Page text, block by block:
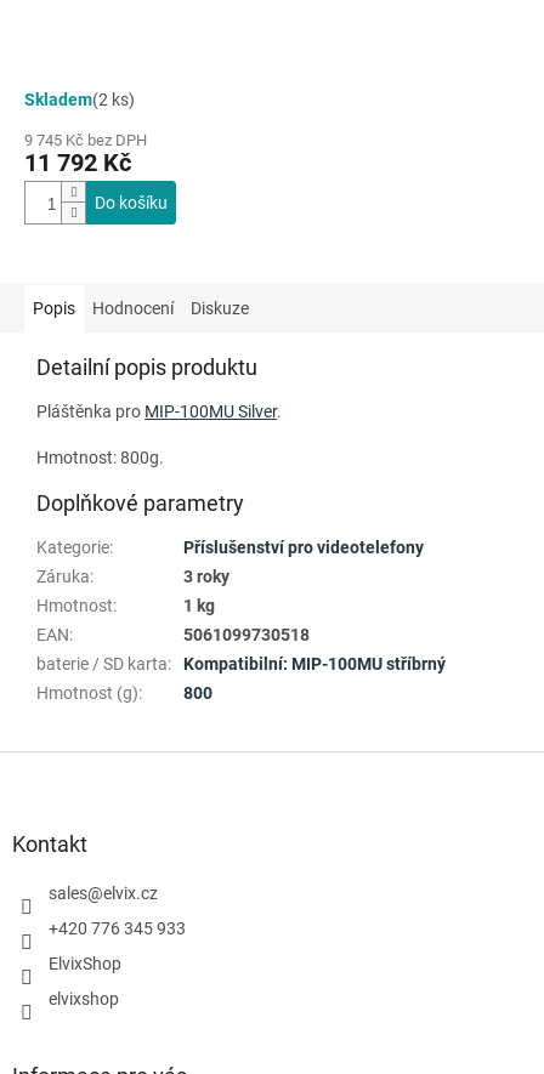
Skladem(2 ks)
9 745 Kč bez DPH
11 792 Kč
Do košíku
Popis Hodnocení Diskuze
Detailní popis produktu
Pláštěnka pro MIP-100MU Silver.
Hmotnost: 800g.
Doplňkové parametry
Kategorie:
Příslušenství pro videotelefony
Záruka:
3 roky
Hmotnost:
1 kg
EAN:
5061099730518
baterie / SD karta:
Kompatibilní: MIP-100MU stříbrný
Hmotnost (g): 800
Kontakt
sales@elvix.cz
+420 776 345 933
ElvixShop
elvixshop